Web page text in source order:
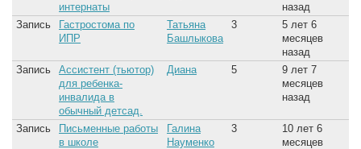
интернаты
назад
Запись
Гастростома по
ИПР
Татьяна
Башлыкова
3
5 лет 6
месяцев
назад
Запись
Ассистент (тьютор)
для ребенка-
инвалида в
обычный детсад.
Диана 5
9 лет 7
месяцев
назад
Запись
Письменные работы
в школе
Галина
Науменко
3
10 лет 6
месяцев